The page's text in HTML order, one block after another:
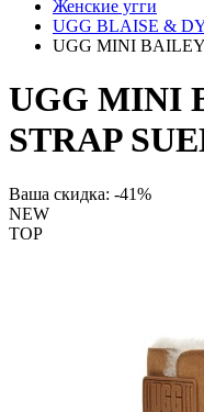
Женские угги
UGG BLAISE &
UGG MINI
UGG MINI
STRAP
Ваша скидка: -41%
NEW
TOP